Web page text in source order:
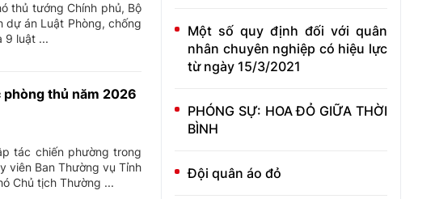
tướng Chính phủ, Bộ
án Luật Phòng, chống
9 luật ...
phòng thủ năm 2026
tác chiến phường trong
viên Ban Thường vụ Tỉnh
Chủ tịch Thường ...
Một số quy định đối với quân
nhân chuyên nghiệp có hiệu lực
từ ngày 15/3/2021
PHÓNG SỰ: HOA ĐỎ GIỮA THỜI
BÌNH
Đội quân áo đỏ